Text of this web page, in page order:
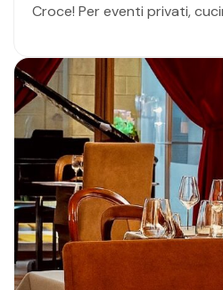
Croce! Per eventi privati,